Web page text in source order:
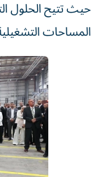
حيث تتيح الحلول
المساحات